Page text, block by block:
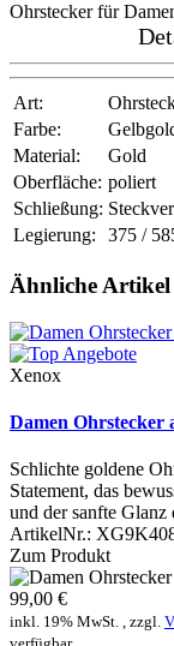
Ohrstecker für
Art:
Farbe:
Material:
Gold
Oberfläche: poliert
Schließung:
Legierung:
375 /
Ähnliche Artikel
Xenox
Damen Ohrstecker
Schlichte goldene
Statement, das
und der sanfte Glanz
ArtikelNr.:
Zum Produkt
99,00 €
inkl. 19% MwSt. , zzgl.